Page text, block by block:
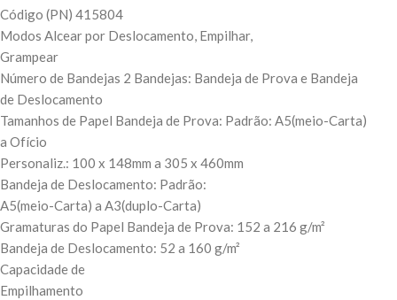
Código (PN) 415804
Modos Alcear por Deslocamento, Empilhar,
Grampear
Número de Bandejas 2 Bandejas: Bandeja de Prova e Bandeja
de Deslocamento
Tamanhos de Papel Bandeja de Prova: Padrão: A5(meio-Carta)
a Ofício
Personaliz.: 100 x 148mm a 305 x 460mm
Bandeja de Deslocamento: Padrão:
A5(meio-Carta) a A3(duplo-Carta)
Gramaturas do Papel Bandeja de Prova: 152 a 216 g/m²
Bandeja de Deslocamento: 52 a 160 g/m²
Capacidade de
Empilhamento